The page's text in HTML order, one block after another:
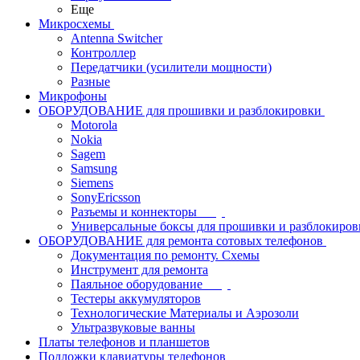
Еще
Микросхемы
Antenna Switcher
Контроллер
Передатчики (усилители мощности)
Разные
Микрофоны
ОБОРУДОВАНИЕ для прошивки и разблокировки
Motorola
Nokia
Sagem
Samsung
Siemens
SonyEricsson
Разъемы и коннекторы
Универсальные боксы для прошивки и
ОБОРУДОВАНИЕ для ремонта сотовых телефонов
Документация по ремонту. Схемы
Инструмент для ремонта
Паяльное оборудование
Тестеры аккумуляторов
Технологические Материалы и Аэрозоли
Ультразвуковые ванны
Платы телефонов и планшетов
Подложки клавиатуры телефонов